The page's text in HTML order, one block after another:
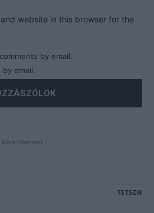
website in this browser for the
by email.
email.
-
TETSZIK